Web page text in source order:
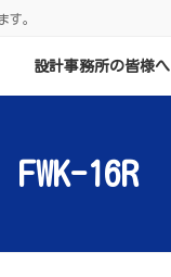
す。
設計事務所の皆様へ
FWK-16R